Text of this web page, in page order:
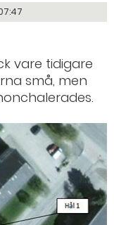
vare tidigare
små, men